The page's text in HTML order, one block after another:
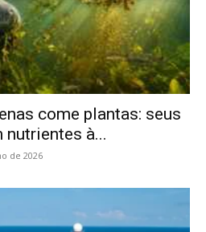
come plantas: seus
à...
de 2026